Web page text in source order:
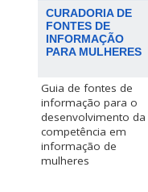
CURADORIA DE
FONTES DE
INFORMAÇÃO
PARA MULHERES
Guia de fontes de
informação para o
desenvolvimento da
competência em
informação de
mulheres